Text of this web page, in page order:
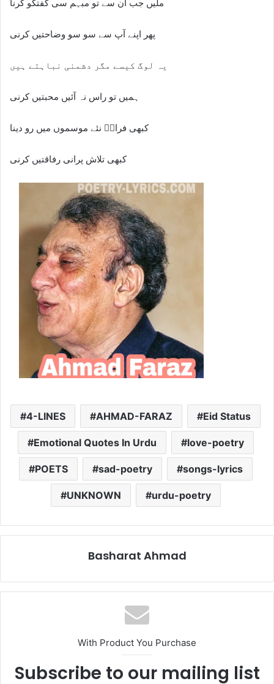
ملیں جب ان سے تو مبہم سی گفتگو کرنا
پھر اپنے آپ سے سو سو وضاحتیں کرنی
یہ لوگ کیسے مگر دشمنی نباہتے ہیں
ہمیں تو راس نہ آئیں محبتیں کرنی
کبھی فرازؔ نئے موسموں میں رو دینا
کبھی تلاش پرانی رفاقتیں کرنی
4-LINES AHMAD-FARAZ Eid Status
Emotional Quotes In Urdu love-poetry
POETS sad-poetry songs-lyrics
UNKNOWN urdu-poetry
Basharat Ahmad
With Product You Purchase
Subscribe to our mailing list